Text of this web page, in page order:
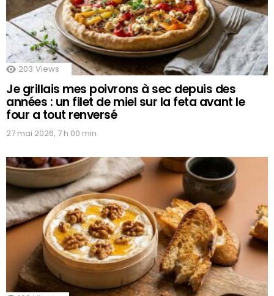
203 Views
Je grillais mes poivrons à sec depuis des
années : un filet de miel sur la feta avant le
four a tout renversé
27 mai 2026, 7 h 00 min